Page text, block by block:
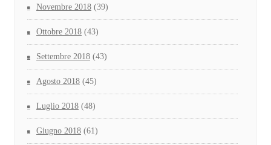
Novembre 2018 (39)
Ottobre 2018 (43)
Settembre 2018 (43)
Agosto 2018 (45)
Luglio 2018 (48)
Giugno 2018 (61)